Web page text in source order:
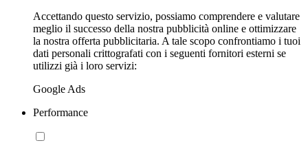
Accettando questo servizio, possiamo comprendere e valutare
meglio il successo della nostra pubblicità online e ottimizzare
la nostra offerta pubblicitaria. A tale scopo confrontiamo i tuoi
dati personali crittografati con i seguenti fornitori esterni se
utilizzi già i loro servizi:
Google Ads
Performance